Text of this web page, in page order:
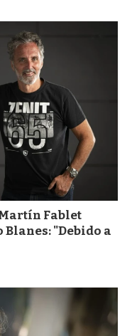
Fablet
Blanes: "Debido a